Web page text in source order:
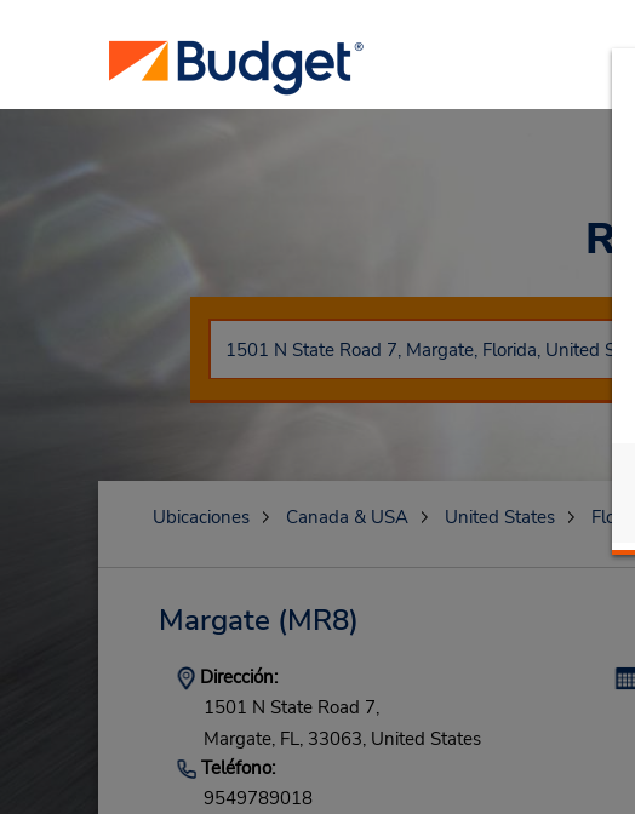
Ubicaciones Canada & USA United States Florida
Margate (MR8)
Dirección:
1501 N State Road 7,
Margate, FL, 33063, United States
Teléfono:
9549789018